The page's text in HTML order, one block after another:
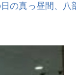
の真っ昼間、